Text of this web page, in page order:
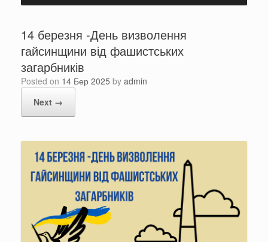
14 березня -День визволення
гайсинщини від фашистських
загарбників
Posted on 14 Бер 2025 by admin
Next →